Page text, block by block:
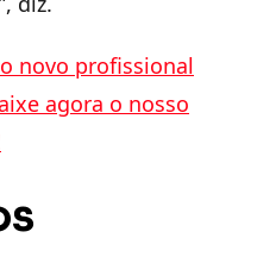
novo profissional
agora o nosso